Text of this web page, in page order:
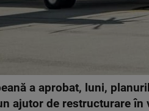
a aprobat, luni,
ajutor de restructurare